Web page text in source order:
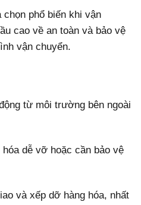
phổ biến khi vận
cao về an toàn và bảo vệ
vận chuyển.
từ môi trường bên ngoài
dễ vỡ hoặc cần bảo vệ
và xếp dỡ hàng hóa, nhất